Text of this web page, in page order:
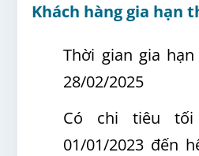
Khách hàng gia hạn
Thời gian gia
28/02/2025
Có chi tiêu
01/01/2023 đến